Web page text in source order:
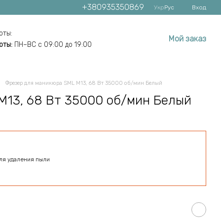
+380935350869 УкрРус Вход
ПН–ВС с 09:00 до 19:00
Мой заказ
Фрезер для маникюра SML M13, 68 Вт 35000 об/мин Белый
68 Вт 35000 об/мин Белый
удаления пыли